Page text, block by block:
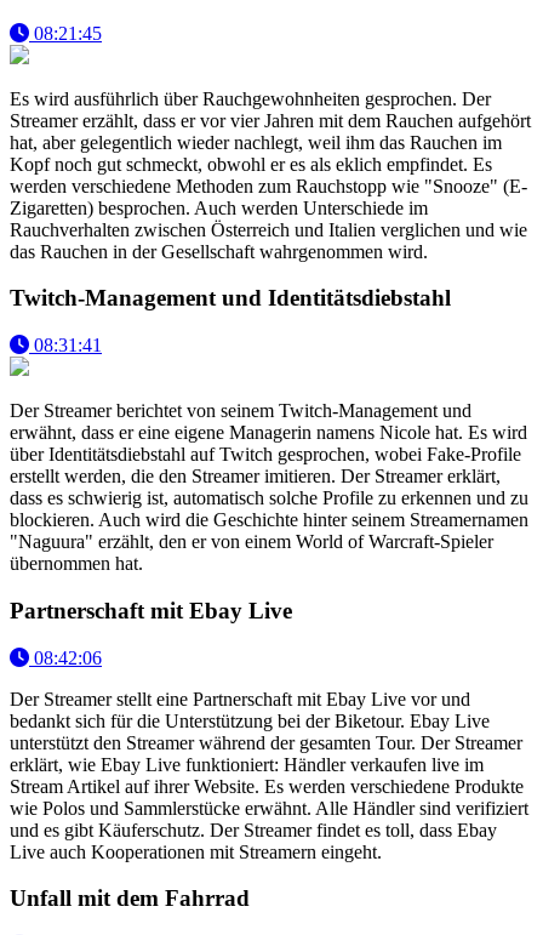
08:21:45
Es wird ausführlich über Rauchgewohnheiten gesprochen. Der
Streamer erzählt, dass er vor vier Jahren mit dem Rauchen aufgehört
hat, aber gelegentlich wieder nachlegt, weil ihm das Rauchen im
Kopf noch gut schmeckt, obwohl er es als eklich empfindet. Es
werden verschiedene Methoden zum Rauchstopp wie "Snooze" (E-
Zigaretten) besprochen. Auch werden Unterschiede im
Rauchverhalten zwischen Österreich und Italien verglichen und wie
das Rauchen in der Gesellschaft wahrgenommen wird.
Twitch-Management und Identitätsdiebstahl
08:31:41
Der Streamer berichtet von seinem Twitch-Management und
erwähnt, dass er eine eigene Managerin namens Nicole hat. Es wird
über Identitätsdiebstahl auf Twitch gesprochen, wobei Fake-Profile
erstellt werden, die den Streamer imitieren. Der Streamer erklärt,
dass es schwierig ist, automatisch solche Profile zu erkennen und zu
blockieren. Auch wird die Geschichte hinter seinem Streamernamen
"Naguura" erzählt, den er von einem World of Warcraft-Spieler
übernommen hat.
Partnerschaft mit Ebay Live
08:42:06
Der Streamer stellt eine Partnerschaft mit Ebay Live vor und
bedankt sich für die Unterstützung bei der Biketour. Ebay Live
unterstützt den Streamer während der gesamten Tour. Der Streamer
erklärt, wie Ebay Live funktioniert: Händler verkaufen live im
Stream Artikel auf ihrer Website. Es werden verschiedene Produkte
wie Polos und Sammlerstücke erwähnt. Alle Händler sind verifiziert
und es gibt Käuferschutz. Der Streamer findet es toll, dass Ebay
Live auch Kooperationen mit Streamern eingeht.
Unfall mit dem Fahrrad